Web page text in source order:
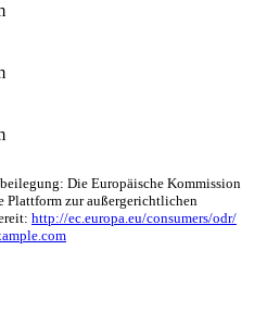
Die Europäische Kommission
zur außergerichtlichen
http://ec.europa.eu/consumers/odr/